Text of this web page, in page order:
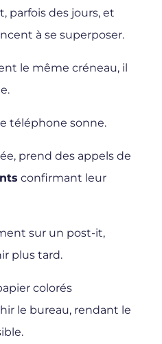
parfois des jours, et
à se superposer.
le même créneau, il
téléphone sonne.
prend des appels de
confirmant leur
sur un post-it,
plus tard.
colorés
le bureau, rendant le